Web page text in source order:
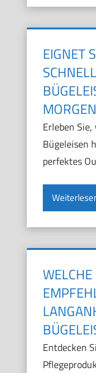
EIGNET
Erleben
Bügeleisen
perfektes
Entdecken